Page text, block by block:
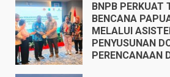
BNPB PERKUAT
BENCANA
MELALUI
PENYUSUNAN
PERENCANAAN